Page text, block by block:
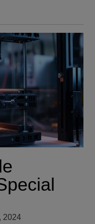
2024